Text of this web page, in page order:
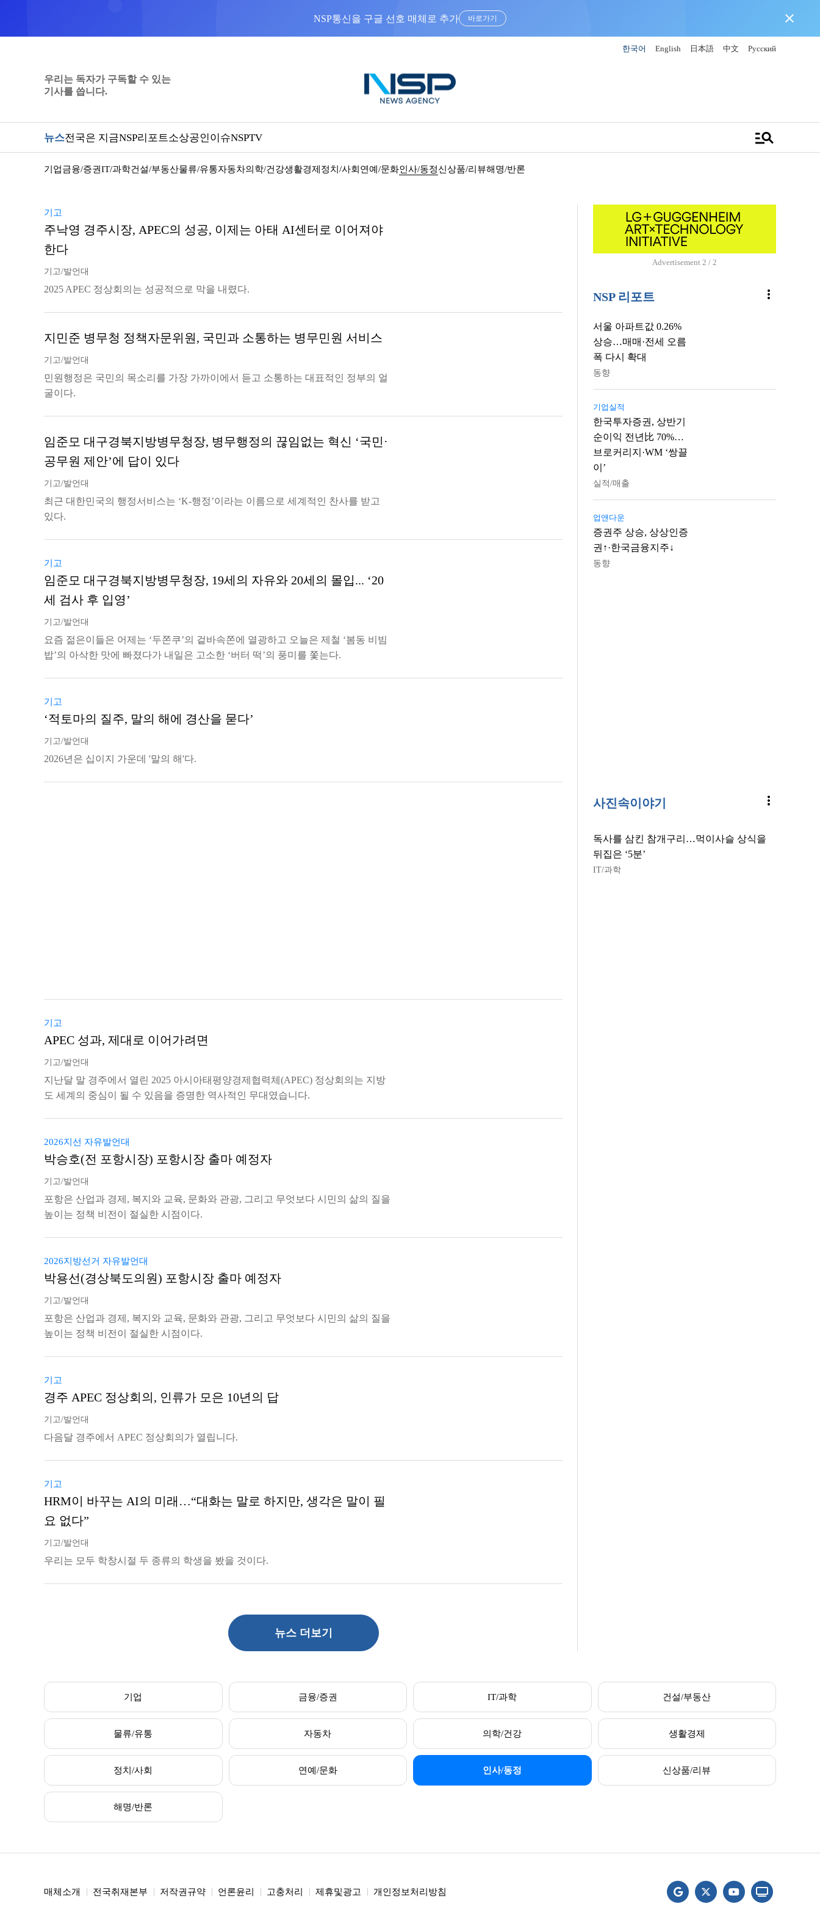
NSP통신을 구글 선호 매체로 추가 바로가기 close
한국어 English 日本語 中文 Русский
우리는 독자가 구독할 수 있는
기사를 씁니다.
뉴스전국은 지금NSP리포트소상공인이슈NSPTV manage_search
기업금융/증권IT/과학건설/부동산물류/유통자동차의학/건강생활경제 정치/사회 연예/문화인사/동정신상품/리뷰해명/반론
기고
주낙영 경주시장, APEC의 성공, 이제는 아태 AI센터로 이어져야
한다
기고/발언대
2025 APEC 정상회의는 성공적으로 막을 내렸다.
지민준 병무청 정책자문위원, 국민과 소통하는 병무민원 서비스
기고/발언대
민원행정은 국민의 목소리를 가장 가까이에서 듣고 소통하는 대표적인 정부의 얼
굴이다.
임준모 대구경북지방병무청장, 병무행정의 끊임없는 혁신 ‘국민·
공무원 제안’에 답이 있다
기고/발언대
최근 대한민국의 행정서비스는 ‘K-행정’이라는 이름으로 세계적인 찬사를 받고
있다.
기고
임준모 대구경북지방병무청장, 19세의 자유와 20세의 몰입... ‘20
세 검사 후 입영’
기고/발언대
요즘 젊은이들은 어제는 ‘두쫀쿠’의 겉바속쫀에 열광하고 오늘은 제철 ‘봄동 비빔
밥’의 아삭한 맛에 빠졌다가 내일은 고소한 ‘버터 떡’의 풍미를 쫓는다.
기고
‘적토마의 질주, 말의 해에 경산을 묻다’
기고/발언대
2026년은 십이지 가운데 '말의 해'다.
기고
APEC 성과, 제대로 이어가려면
기고/발언대
지난달 말 경주에서 열린 2025 아시아태평양경제협력체(APEC) 정상회의는 지방
도 세계의 중심이 될 수 있음을 증명한 역사적인 무대였습니다.
2026지선 자유발언대
박승호(전 포항시장) 포항시장 출마 예정자
기고/발언대
포항은 산업과 경제, 복지와 교육, 문화와 관광, 그리고 무엇보다 시민의 삶의 질을
높이는 정책 비전이 절실한 시점이다.
2026지방선거 자유발언대
박용선(경상북도의원) 포항시장 출마 예정자
기고/발언대
포항은 산업과 경제, 복지와 교육, 문화와 관광, 그리고 무엇보다 시민의 삶의 질을
높이는 정책 비전이 절실한 시점이다.
기고
경주 APEC 정상회의, 인류가 모은 10년의 답
기고/발언대
다음달 경주에서 APEC 정상회의가 열립니다.
기고
HRM이 바꾸는 AI의 미래…“대화는 말로 하지만, 생각은 말이 필
요 없다”
기고/발언대
우리는 모두 학창시절 두 종류의 학생을 봤을 것이다.
뉴스 더보기
Advertisement 1 / 2
NSP 리포트 more_vert
서울 아파트값 0.26%
상승…매매·전세 오름
폭 다시 확대
동향
기업실적
한국투자증권, 상반기
순이익 전년比 70%…
브로커리지·WM ‘쌍끌
이’
실적/매출
업앤다운
증권주 상승, 상상인증
권↑·한국금융지주↓
동향
사진속이야기 more_vert
독사를 삼킨 참개구리…먹이사슬 상식을
뒤집은 ‘5분’
IT/과학
기업 금융/증권 IT/과학 건설/부동산
물류/유통 자동차 의학/건강 생활경제
정치/사회 연예/문화 인사/동정 신상품/리뷰
해명/반론
매체소개 전국취재본부 저작권규약 언론윤리 고충처리 제휴및광고 개인정보처리방침